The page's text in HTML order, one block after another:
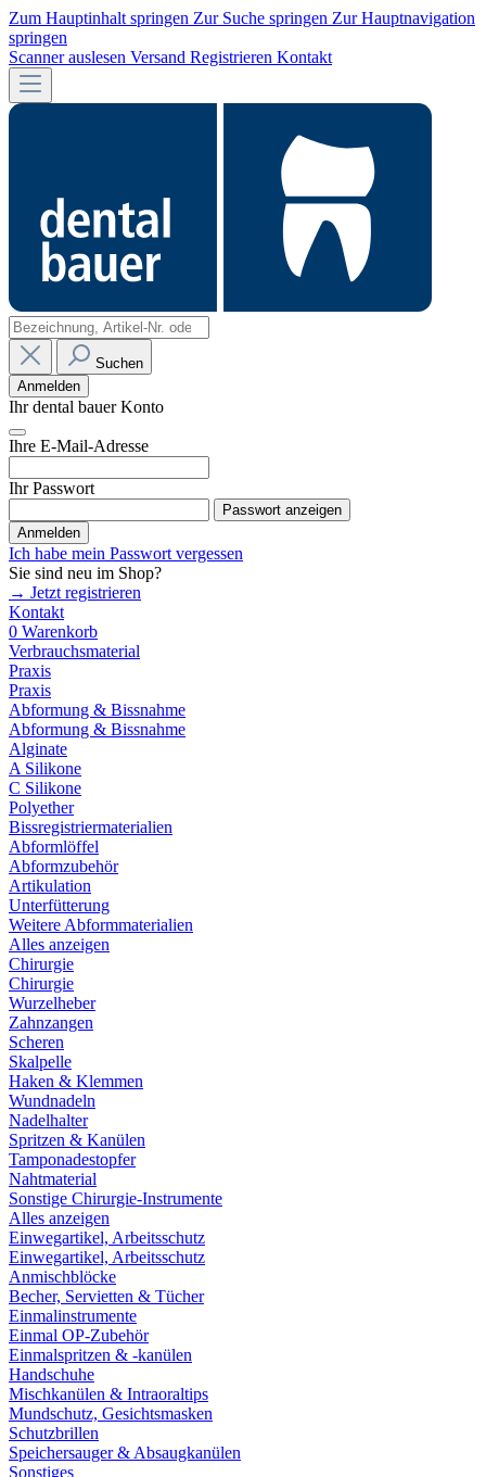
Zum Hauptinhalt springen Zur Suche springen Zur Hauptnavigation
springen
Scanner auslesen Versand Registrieren Kontakt
Suchen
Anmelden
Ihr dental bauer Konto
Ihre E-Mail-Adresse
Ihr Passwort
Passwort anzeigen
Anmelden
Ich habe mein Passwort vergessen
Sie sind neu im Shop?
→ Jetzt registrieren
Kontakt
0 Warenkorb
Verbrauchsmaterial
Praxis
Praxis
Abformung & Bissnahme
Abformung & Bissnahme
Alginate
A Silikone
C Silikone
Polyether
Bissregistriermaterialien
Abformlöffel
Abformzubehör
Artikulation
Unterfütterung
Weitere Abformmaterialien
Alles anzeigen
Chirurgie
Chirurgie
Wurzelheber
Zahnzangen
Scheren
Skalpelle
Haken & Klemmen
Wundnadeln
Nadelhalter
Spritzen & Kanülen
Tamponadestopfer
Nahtmaterial
Sonstige Chirurgie-Instrumente
Alles anzeigen
Einwegartikel, Arbeitsschutz
Einwegartikel, Arbeitsschutz
Anmischblöcke
Becher, Servietten & Tücher
Einmalinstrumente
Einmal OP-Zubehör
Einmalspritzen & -kanülen
Handschuhe
Mischkanülen & Intraoraltips
Mundschutz, Gesichtsmasken
Schutzbrillen
Speichersauger & Absaugkanülen
Sonstiges